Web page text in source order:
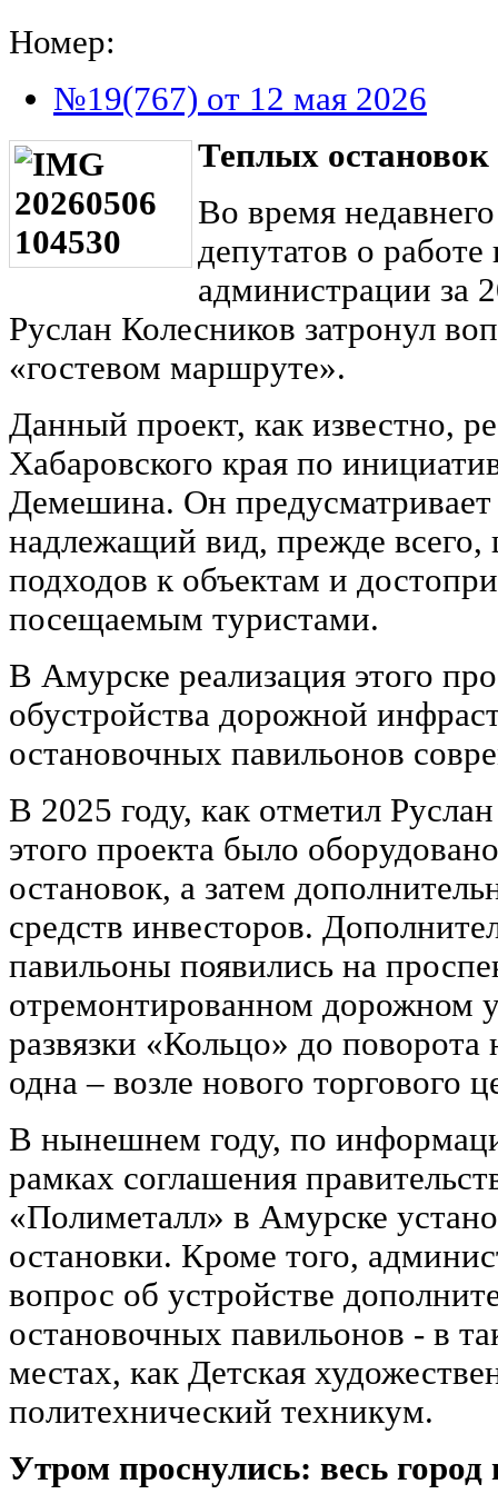
Номер:
№19(767) от 12 мая 2026
Теплых остановок
Во время
депутатов о работе
администрации за
Руслан Колесников затронул
«гостевом маршруте».
Данный проект, как известно,
Хабаровского края по
Демешина. Он предусматривает
надлежащий вид, прежде всего,
подходов к объектам и
посещаемым туристами.
В Амурске реализация этого
обустройства дорожной
остановочных павильонов
В 2025 году, как отметил
этого проекта было
остановок, а затем
средств инвесторов.
павильоны появились на
отремонтированном дорожном
развязки «Кольцо» до
одна – возле нового торгового
В нынешнем году, по
рамках соглашения
«Полиметалл» в Амурске
остановки. Кроме того,
вопрос об устройстве
остановочных павильонов - в
местах, как Детская
политехнический техникум.
Утром проснулись: весь